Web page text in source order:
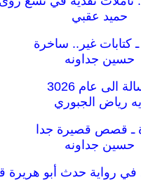
حميد عقبي
ـ كتابات غير.. ساخرة
حسين جداونه
الى عام 3026
ايه رياض الجبوري
ـ قصص قصيرة جدا
حسين جداونه
في رواية حدث أبو هريرة